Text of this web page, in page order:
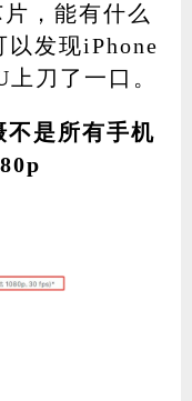
，能有什么
以发现iPhone
刀了一口。
是所有手机